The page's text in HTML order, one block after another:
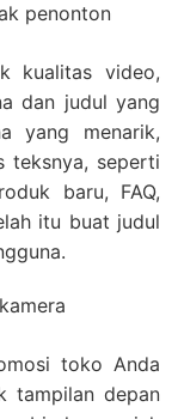
penonton
kualitas video,
dan judul yang
yang menarik,
teksnya, seperti
baru, FAQ,
itu buat judul
toko Anda
tampilan depan